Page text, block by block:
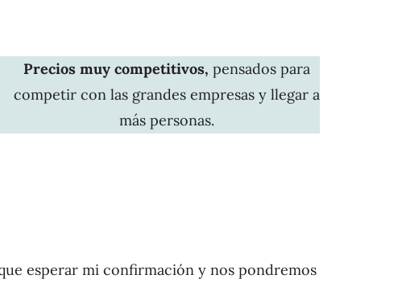
Precios muy competitivos, pensados para
competir con las grandes empresas y llegar a
más personas.
esperar mi confirmación y nos pondremos